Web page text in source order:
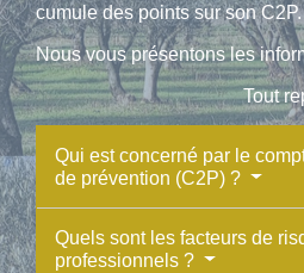
cumule des points sur son C2P.
Nous vous présentons les
Tout
Qui est concerné par le
de prévention (C2P) ?
Quels sont les facteurs de
professionnels ?